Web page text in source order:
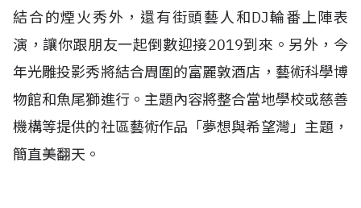
結合的煙火秀外，還有街頭藝人和DJ輪番上陣表
演，讓你跟朋友一起倒數迎接2019到來。另外，今
年光雕投影秀將結合周圍的富麗敦酒店，藝術科學博
物館和魚尾獅進行。主題內容將整合當地學校或慈善
機構等提供的社區藝術作品「夢想與希望灣」主題，
簡直美翻天。